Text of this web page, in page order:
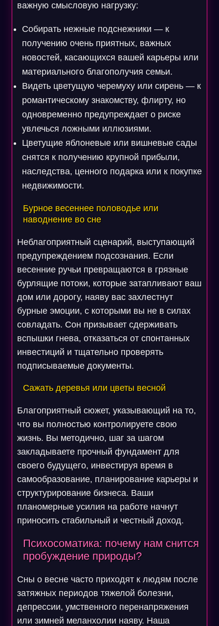
важную смысловую нагрузку:
Собирать нежные подснежники — к
получению очень приятных, важных
новостей, касающихся вашей карьеры или
материального благополучия семьи.
Видеть цветущую черемуху или сирень — к
романтическому знакомству, флирту, но
одновременно предупреждает о риске
увлечься ложными иллюзиями.
Цветущие яблоневые или вишневые сады
снятся к получению крупной прибыли,
наследства, ценного подарка или к покупке
недвижимости.
Бурное весеннее половодье или
наводнение во сне
Неблагоприятный сценарий, выступающий
предупреждением подсознания. Если
весенние ручьи превращаются в грязные
бурлящие потоки, которые затапливают ваш
дом или дорогу, наяву вас захлестнут
бурные эмоции, с которыми вы не в силах
совладать. Сон призывает сдерживать
вспышки гнева, отказаться от спонтанных
инвестиций и тщательно проверять
подписываемые документы.
Сажать деревья или цветы весной
Благоприятный сюжет, указывающий на то,
что вы полностью контролируете свою
жизнь. Вы методично, шаг за шагом
закладываете прочный фундамент для
своего будущего, инвестируя время в
самообразование, планирование карьеры и
структурирование бизнеса. Ваши
планомерные усилия на работе начнут
приносить стабильный и честный доход.
Психосоматика: почему нам снится
пробуждение природы?
Сны о весне часто приходят к людям после
затяжных периодов тяжелой болезни,
депрессии, умственного перенапряжения
или зимней меланхолии наяву. Наша